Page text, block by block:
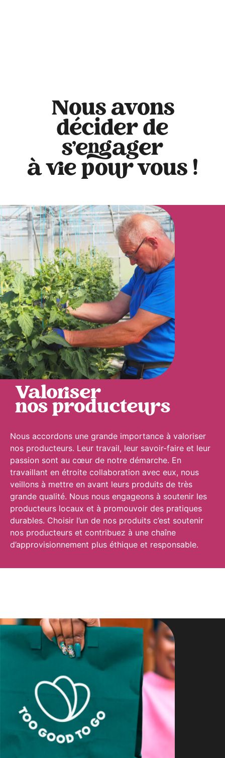
Nous avons
décider de
s'engager
à vie pour vous !
Valoriser
nos producteurs
Nous accordons une grande importance à valoriser
nos producteurs. Leur travail, leur savoir-faire et leur
passion sont au cœur de notre démarche. En
travaillant en étroite collaboration avec eux, nous
veillons à mettre en avant leurs produits de très
grande qualité. Nous nous engageons à soutenir les
producteurs locaux et à promouvoir des pratiques
durables. Choisir l’un de nos produits c’est soutenir
nos producteurs et contribuez à une chaîne
d’approvisionnement plus éthique et responsable.